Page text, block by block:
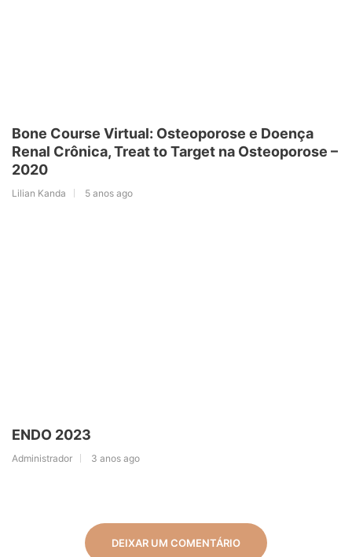
Bone Course Virtual: Osteoporose e Doença
Renal Crônica, Treat to Target na Osteoporose –
2020
Lilian Kanda 5 anos ago
ENDO 2023
Administrador 3 anos ago
DEIXAR UM COMENTÁRIO